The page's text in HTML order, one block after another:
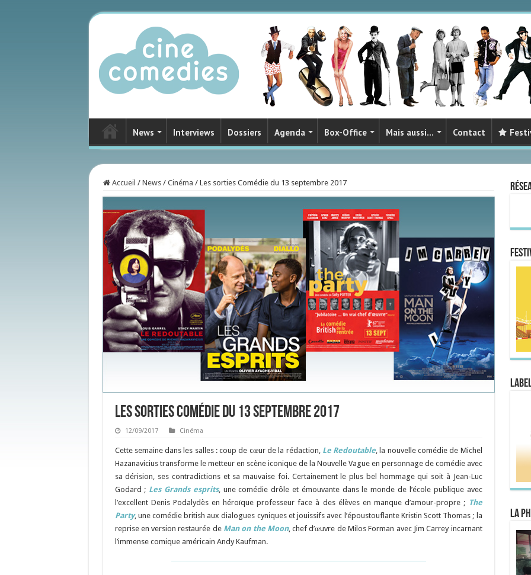
News Interviews Dossiers Agenda Box-Office Mais aussi… Contact
Accueil / News / Cinéma / Les sorties Comédie du 13 septembre 2017
Les sorties Comédie du 13 septembre 2017
12/09/2017 Cinéma
Cette semaine dans les salles : coup de cœur de la rédaction, Le Redoutable, la nouvelle comédie de Michel
Hazanavicius transforme le metteur en scène iconique de la Nouvelle Vague en personnage de comédie avec
sa dérision, ses contradictions et sa mauvaise foi. Certainement le plus bel hommage qui soit à Jean-Luc
Godard ; Les Grands esprits, une comédie drôle et émouvante dans le monde de l’école publique avec
l’excellent Denis Podalydès en héroïque professeur face à des élèves en manque d’amour-propre ; The
Party, une comédie british aux dialogues cyniques et jouissifs avec l’époustouflante Kristin Scott Thomas ; la
reprise en version restaurée de Man on the Moon, chef d’œuvre de Milos Forman avec Jim Carrey incarnant
l’immense comique américain Andy Kaufman.
La